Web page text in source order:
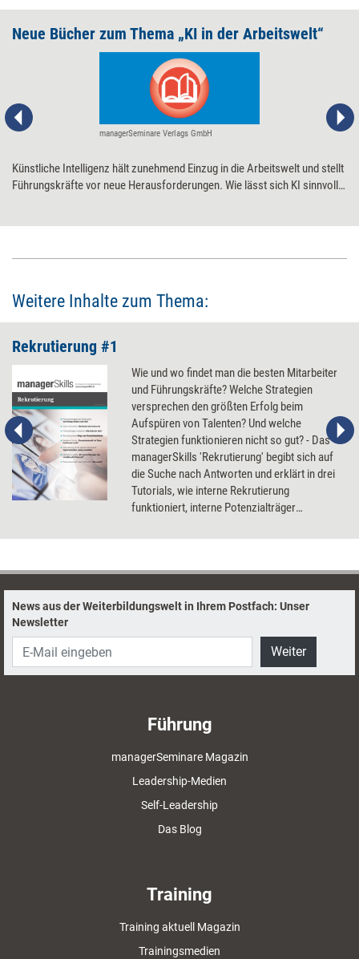
Neue Bücher zum Thema „KI in der Arbeitswelt“
managerSeminare Verlags GmbH
Künstliche Intelligenz hält zunehmend Einzug in die Arbeitswelt und stellt
Führungskräfte vor neue Herausforderungen. Wie lässt sich KI sinnvoll
Weitere Inhalte zum Thema:
Rekrutierung #1
Wie und wo findet man die besten Mitarbeiter
und Führungskräfte? Welche Strategien
versprechen den größten Erfolg beim
Aufspüren von Talenten? Und welche
Strategien funktionieren nicht so gut? - Das
managerSkills 'Rekrutierung' begibt sich auf
die Suche nach Antworten und erklärt in drei
Tutorials, wie interne Rekrutierung
funktioniert, interne Potenzialträger
Recruiting läuft.
News aus der Weiterbildungswelt in Ihrem Postfach: Unser
Newsletter
Weiter
Führung
managerSeminare Magazin
Leadership-Medien
Self-Leadership
Das Blog
Training
Training aktuell Magazin
Trainingsmedien